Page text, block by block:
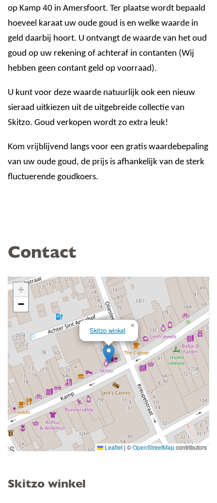
op Kamp 40 in Amersfoort. Ter plaatse wordt bepaald
hoeveel karaat uw oude goud is en welke waarde in
geld daarbij hoort. U ontvangt de waarde van het oud
goud op uw rekening of achteraf in contanten (Wij
hebben geen contant geld op voorraad).
U kunt voor deze waarde natuurlijk ook een nieuw
sieraad uitkiezen uit de uitgebreide collectie van
Skitzo. Goud verkopen wordt zo extra leuk!
Kom vrijblijvend langs voor een gratis waardebepaling
van uw oude goud, de prijs is afhankelijk van de sterk
fluctuerende goudkoers.
Contact
Skitzo winkel
×
+
−
Leaflet | ©OpenStreetMapcontributors
Skitzo winkel